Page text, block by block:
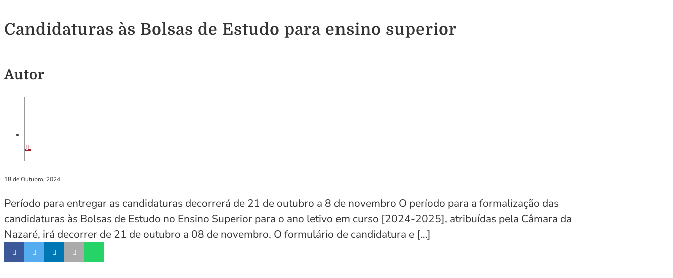
Candidaturas às Bolsas de Estudo para ensino superior
Autor
JL
18 de Outubro, 2024
Período para entregar as candidaturas decorrerá de 21 de outubro a 8 de novembro O período para a formalização das
candidaturas às Bolsas de Estudo no Ensino Superior para o ano letivo em curso [2024-2025], atribuídas pela Câmara da
Nazaré, irá decorrer de 21 de outubro a 08 de novembro. O formulário de candidatura e […]